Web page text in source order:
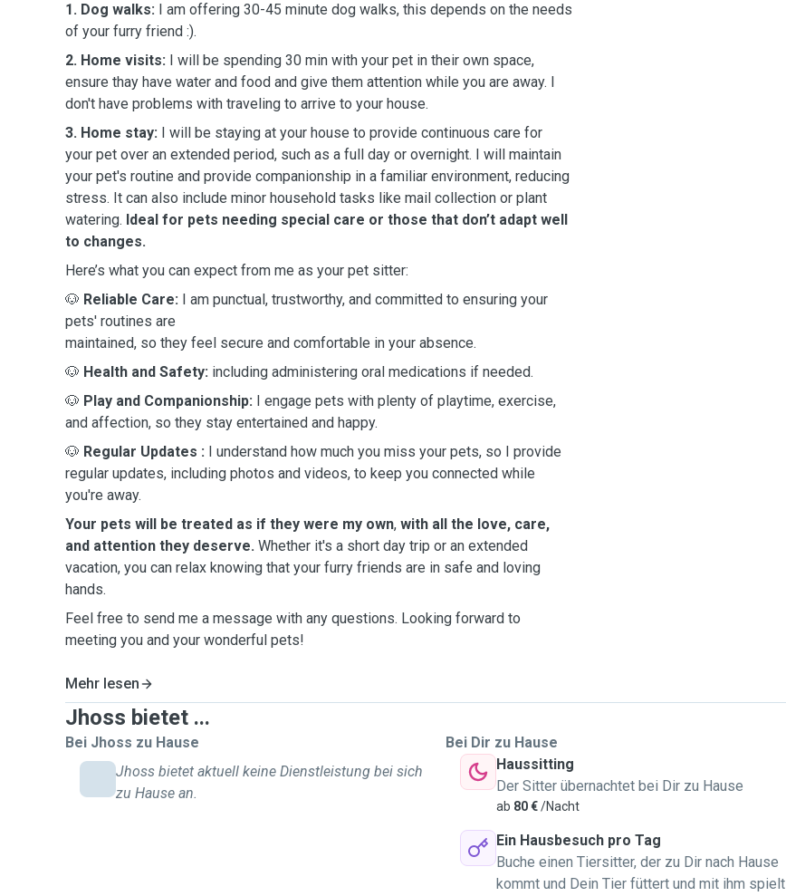
1. Dog walks: I am offering 30-45 minute dog walks, this depends on the needs
of your furry friend :).
2. Home visits: I will be spending 30 min with your pet in their own space,
ensure thay have water and food and give them attention while you are away. I
don't have problems with traveling to arrive to your house.
3. Home stay: I will be staying at your house to provide continuous care for
your pet over an extended period, such as a full day or overnight. I will maintain
your pet's routine and provide companionship in a familiar environment, reducing
stress. It can also include minor household tasks like mail collection or plant
watering. Ideal for pets needing special care or those that don’t adapt well
to changes.
Here’s what you can expect from me as your pet sitter:
🐶 Reliable Care: I am punctual, trustworthy, and committed to ensuring your
pets' routines are
maintained, so they feel secure and comfortable in your absence.
🐶 Health and Safety: including administering oral medications if needed.
🐶 Play and Companionship: I engage pets with plenty of playtime, exercise,
and affection, so they stay entertained and happy.
🐶 Regular Updates : I understand how much you miss your pets, so I provide
regular updates, including photos and videos, to keep you connected while
you're away.
Your pets will be treated as if they were my own, with all the love, care,
and attention they deserve. Whether it's a short day trip or an extended
vacation, you can relax knowing that your furry friends are in safe and loving
hands.
Feel free to send me a message with any questions. Looking forward to
meeting you and your wonderful pets!
Mehr lesen
Jhoss bietet ...
Bei Jhoss zu Hause
Jhoss bietet aktuell keine Dienstleistung bei sich
zu Hause an.
Bei Dir zu Hause
Haussitting
Der Sitter übernachtet bei Dir zu Hause
ab 80 €/Nacht
Ein Hausbesuch pro Tag
Buche einen Tiersitter, der zu Dir nach Hause
kommt und Dein Tier füttert und mit ihm spielt